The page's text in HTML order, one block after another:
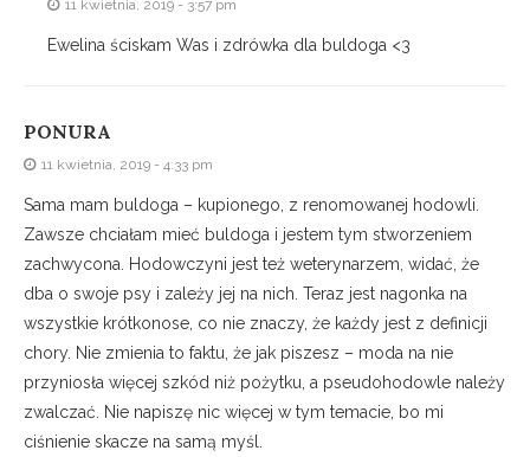
11 kwietnia, 2019 - 3:57 pm
Ewelina ściskam Was i zdrówka dla buldoga <3
PONURA
11 kwietnia, 2019 - 4:33 pm
Sama mam buldoga – kupionego, z renomowanej hodowli.
Zawsze chciałam mieć buldoga i jestem tym stworzeniem
zachwycona. Hodowczyni jest też weterynarzem, widać, że
dba o swoje psy i zależy jej na nich. Teraz jest nagonka na
wszystkie krótkonose, co nie znaczy, że każdy jest z definicji
chory. Nie zmienia to faktu, że jak piszesz – moda na nie
przyniosła więcej szkód niż pożytku, a pseudohodowle należy
zwalczać. Nie napiszę nic więcej w tym temacie, bo mi
ciśnienie skacze na samą myśl.